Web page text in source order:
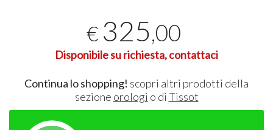
€ 325,00
Disponibile su richiesta, contattaci
Continua lo shopping! scopri altri prodotti della
sezione orologi o di Tissot